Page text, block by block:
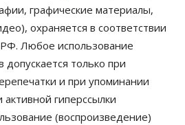
завершены работы по
дорожек
Общество
стали реже оформлять
схеме
графические материалы,
охраняется в соответствии
Любое использование
допускается только при
и при упоминании
гиперссылки
(воспроизведение)